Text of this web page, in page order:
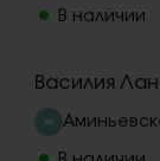
В наличии
Василия